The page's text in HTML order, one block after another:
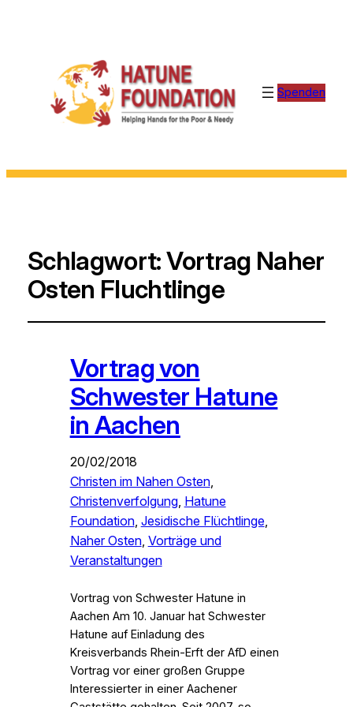
Spenden
Schlagwort:Vortrag Naher
Osten Fluchtlinge
Vortrag von
Schwester Hatune
in Aachen
20/02/2018
Christen im Nahen Osten
Christenverfolgung, Hatune
Foundation, Jesidische Flüchtlinge
Naher Osten, Vorträge und
Veranstaltungen
Vortrag von Schwester Hatune in
Aachen Am 10. Januar hat Schwester
Hatune auf Einladung des
Kreisverbands Rhein-Erft der AfD einen
Vortrag vor einer großen Gruppe
Interessierter in einer Aachener